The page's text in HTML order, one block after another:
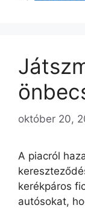
október 20,
A piacról
kerékpáros
autósokat,